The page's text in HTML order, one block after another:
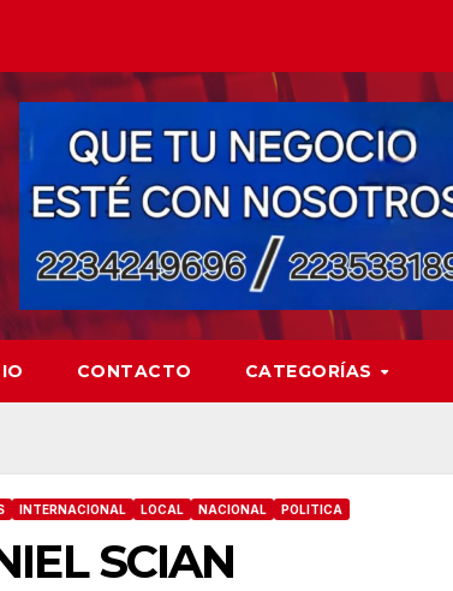
CONTACTO CATEGORÍAS
INTERNACIONAL LOCAL NACIONAL POLITICA
SCIAN